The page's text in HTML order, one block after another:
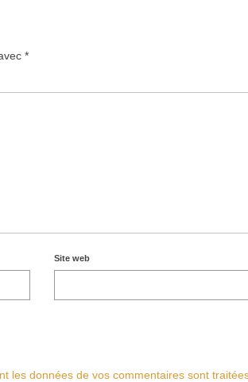
*
Site web
les données de vos commentaires sont